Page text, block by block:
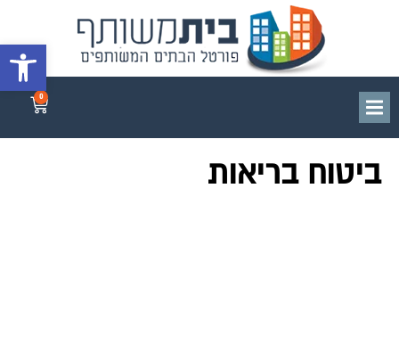
פתח
ביטוח בריאות